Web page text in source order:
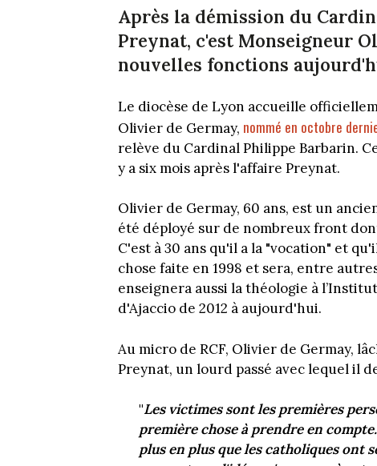
Après la démission du
Preynat, c'est Monseigneur
nouvelles fonctions
Le diocèse de Lyon accueille
Olivier de Germay, nommé en octobre
relève du Cardinal Philippe Barbarin.
y a six mois après l'affaire Preynat.
Olivier de Germay, 60 ans, est un
été déployé sur de nombreux front
C'est à 30 ans qu'il a la "vocation" et
chose faite en 1998 et sera, entre
enseignera aussi la théologie à
d'Ajaccio de 2012 à aujourd'hui.
Au micro de RCF, Olivier de Germay,
Preynat, un lourd passé avec lequel il
"Les victimes sont les premières
première chose à prendre en
plus en plus que les catholiques ont